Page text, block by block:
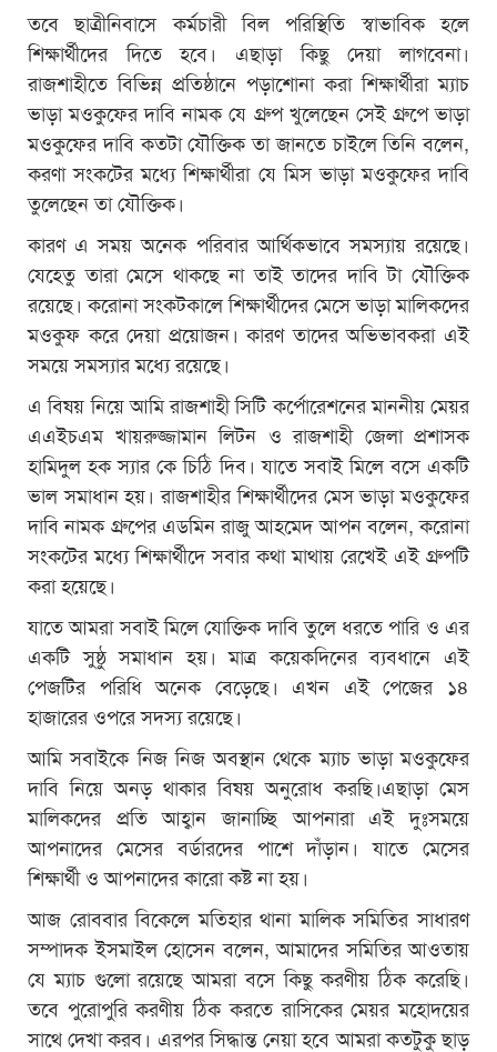
তবে ছাত্রীনিবাসে কর্মচারী বিল পরিস্থিতি স্বাভাবিক হলে
শিক্ষার্থীদের দিতে হবে। এছাড়া কিছু দেয়া লাগবেনা।
রাজশাহীতে বিভিন্ন প্রতিষ্ঠানে পড়াশোনা করা শিক্ষার্থীরা ম্যাচ
ভাড়া মওকুফের দাবি নামক যে গ্রুপ খুলেছেন সেই গ্রুপে ভাড়া
মওকুফের দাবি কতটা যৌক্তিক তা জানতে চাইলে তিনি বলেন,
করণা সংকটের মধ্যে শিক্ষার্থীরা যে মিস ভাড়া মওকুফের দাবি
তুলেছেন তা যৌক্তিক।
কারণ এ সময় অনেক পরিবার আর্থিকভাবে সমস্যায় রয়েছে।
যেহেতু তারা মেসে থাকছে না তাই তাদের দাবি টা যৌক্তিক
রয়েছে। করোনা সংকটকালে শিক্ষার্থীদের মেসে ভাড়া মালিকদের
মওকুফ করে দেয়া প্রয়োজন। কারণ তাদের অভিভাবকরা এই
সময়ে সমস্যার মধ্যে রয়েছে।
এ বিষয় নিয়ে আমি রাজশাহী সিটি কর্পোরেশনের মাননীয় মেয়র
এএইচএম খায়রুজ্জামান লিটন ও রাজশাহী জেলা প্রশাসক
হামিদুল হক স্যার কে চিঠি দিব। যাতে সবাই মিলে বসে একটি
ভাল সমাধান হয়। রাজশাহীর শিক্ষার্থীদের মেস ভাড়া মওকুফের
দাবি নামক গ্রুপের এডমিন রাজু আহমেদ আপন বলেন, করোনা
সংকটের মধ্যে শিক্ষার্থীদে সবার কথা মাথায় রেখেই এই গ্রুপটি
করা হয়েছে।
যাতে আমরা সবাই মিলে যোক্তিক দাবি তুলে ধরতে পারি ও এর
একটি সুষ্ঠু সমাধান হয়। মাত্র কয়েকদিনের ব্যবধানে এই
পেজটির পরিধি অনেক বেড়েছে। এখন এই পেজের ১৪
হাজারের ওপরে সদস্য রয়েছে।
আমি সবাইকে নিজ নিজ অবস্থান থেকে ম্যাচ ভাড়া মওকুফের
দাবি নিয়ে অনড় থাকার বিষয় অনুরোধ করছি।এছাড়া মেস
মালিকদের প্রতি আহ্বান জানাচ্ছি আপনারা এই দুঃসময়ে
আপনাদের মেসের বর্ডারদের পাশে দাঁড়ান। যাতে মেসের
শিক্ষার্থী ও আপনাদের কারো কষ্ট না হয়।
আজ রোববার বিকেলে মতিহার থানা মালিক সমিতির সাধারণ
সম্পাদক ইসমাইল হোসেন বলেন, আমাদের সমিতির আওতায়
যে ম্যাচ গুলো রয়েছে আমরা বসে কিছু করণীয় ঠিক করেছি।
তবে পুরোপুরি করণীয় ঠিক করতে রাসিকের মেয়র মহোদয়ের
সাথে দেখা করব। এরপর সিদ্ধান্ত নেয়া হবে আমরা কতটুকু ছাড়